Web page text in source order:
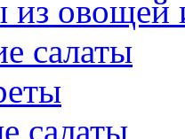
из овощей
салаты
салаты